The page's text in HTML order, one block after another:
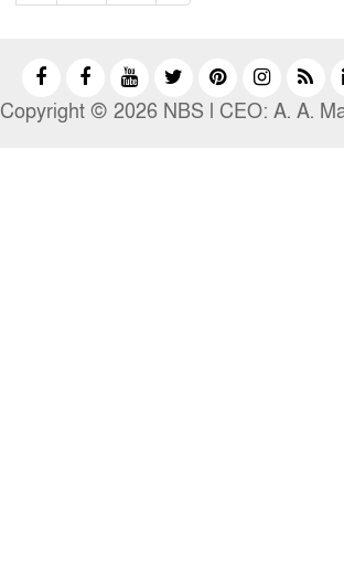
Copyright © 2026 NBS l CEO: A. A.